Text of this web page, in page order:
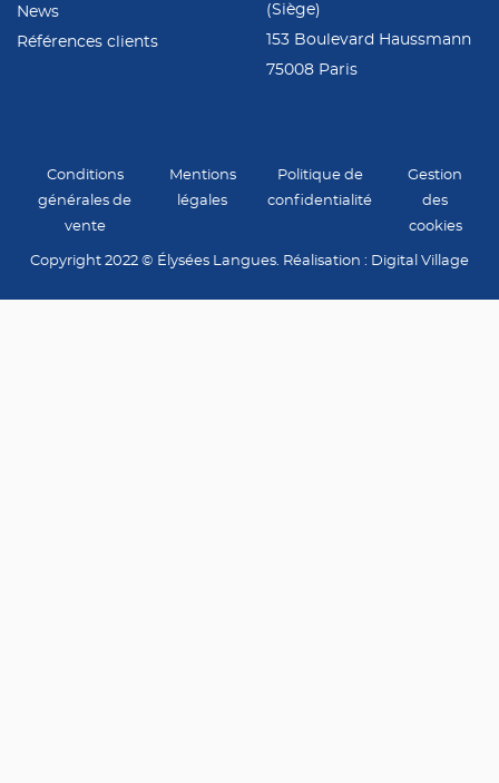
News
Références clients
(Siège)
153 Boulevard Haussmann
75008 Paris
Conditions
générales de
vente
Mentions
légales
Politique de
confidentialité
Gestion
des
cookies
Copyright 2022 © Élysées Langues. Réalisation : Digital Village